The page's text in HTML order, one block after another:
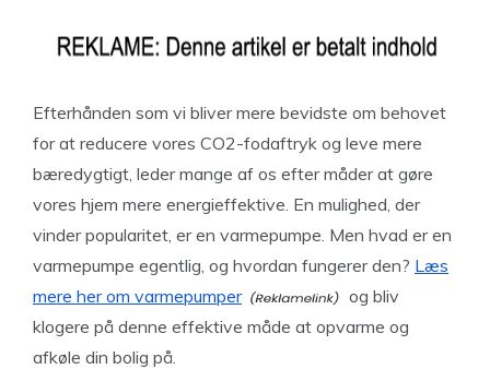
Efterhånden som vi bliver mere bevidste om behovet
for at reducere vores CO2-fodaftryk og leve mere
bæredygtigt, leder mange af os efter måder at gøre
vores hjem mere energieffektive. En mulighed, der
vinder popularitet, er en varmepumpe. Men hvad er en
varmepumpe egentlig, og hvordan fungerer den? Læs
mere her om varmepumper
og bliv
klogere på denne effektive måde at opvarme og
afkøle din bolig på.